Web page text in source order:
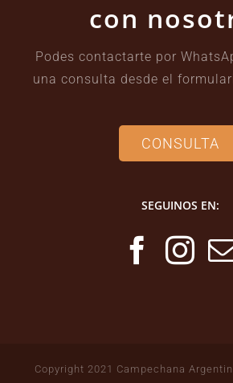
con
Podes contactarte por
una consulta desde el
CONSULTA
SEGUINOS EN:
Copyright 2021 Campechana